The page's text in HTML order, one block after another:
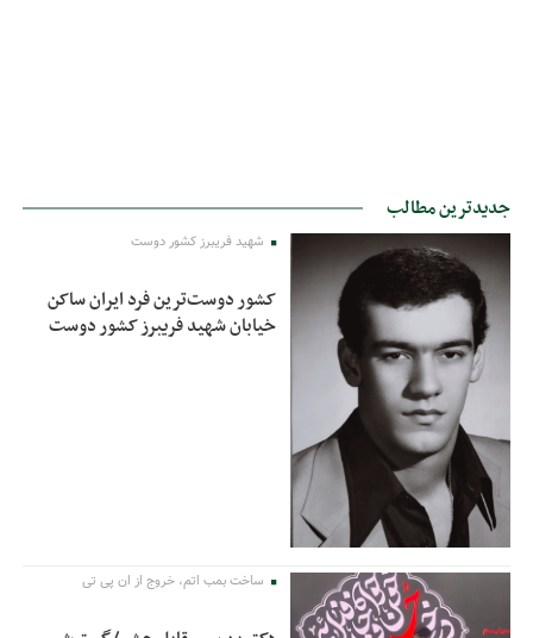
جدیدترین مطالب
شهید فریبرز کشور دوست
کشور دوست‌ترین فرد ایران ساکن
خیابان شهید فریبرز کشور دوست
ساخت بمب اتم، خروج از ان پی تی